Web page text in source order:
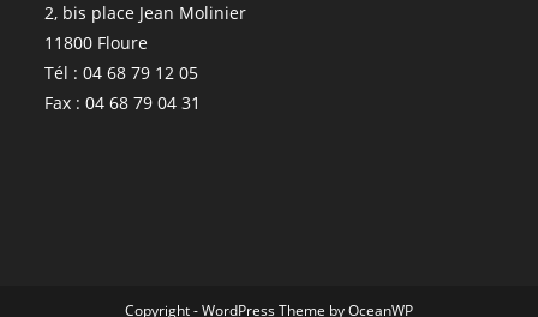
2, bis place Jean Molinier
11800 Floure
Tél : 04 68 79 12 05
Fax : 04 68 79 04 31
Copyright - WordPress Theme by OceanWP